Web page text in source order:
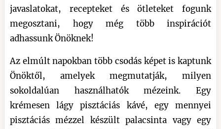
javaslatokat, recepteket és ötleteket fogunk
megosztani, hogy még több inspirációt
adhassunk Önöknek!
Az elmúlt napokban több csodás képet is kaptunk
Önöktől, amelyek megmutatják, milyen
sokoldalúan használhatók mézeink. Egy
krémesen lágy pisztáciás kávé, egy mennyei
pisztáciás mézzel készült palacsinta vagy egy